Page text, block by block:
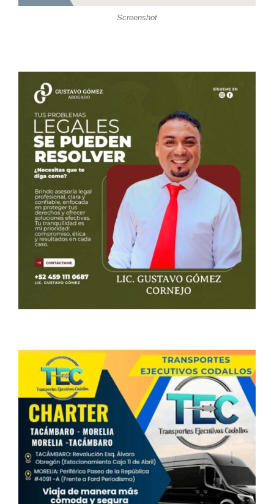
Screenshot